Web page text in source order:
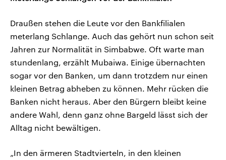
Draußen stehen die Leute vor den Bankfilialen
meterlang Schlange. Auch das gehört nun schon seit
Jahren zur Normalität in Simbabwe. Oft warte man
stundenlang, erzählt Mubaiwa. Einige übernachten
sogar vor den Banken, um dann trotzdem nur einen
kleinen Betrag abheben zu können. Mehr rücken die
Banken nicht heraus. Aber den Bürgern bleibt keine
andere Wahl, denn ganz ohne Bargeld lässt sich der
Alltag nicht bewältigen.
„In den ärmeren Stadtvierteln, in den kleinen